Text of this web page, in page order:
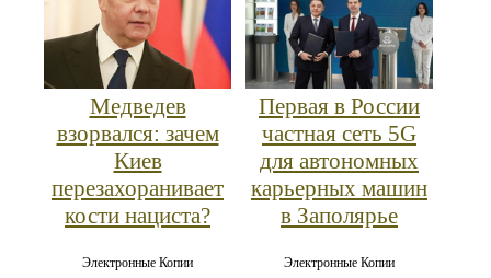
Медведев
взорвался: зачем
Киев
перезахоранивает
кости нациста?
Электронные Копии
Первая в России
частная сеть 5G
для автономных
карьерных машин
в Заполярье
Электронные Копии